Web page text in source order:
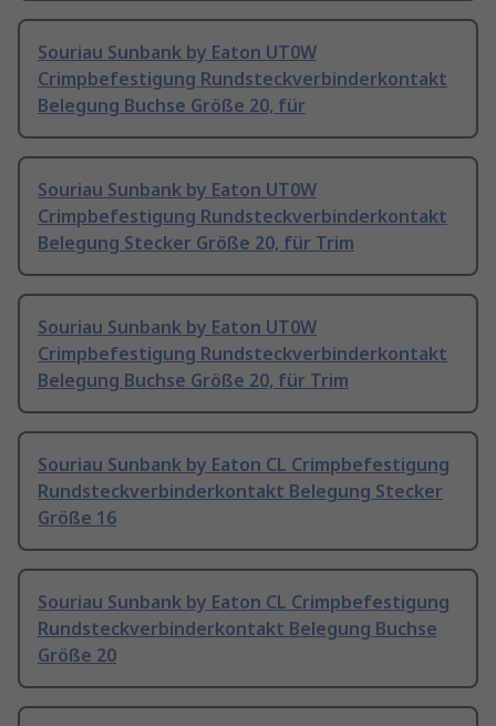
Souriau Sunbank by Eaton UT0W
Crimpbefestigung Rundsteckverbinderkontakt
Belegung Buchse Größe 20, für
Souriau Sunbank by Eaton UT0W
Crimpbefestigung Rundsteckverbinderkontakt
Belegung Stecker Größe 20, für Trim
Souriau Sunbank by Eaton UT0W
Crimpbefestigung Rundsteckverbinderkontakt
Belegung Buchse Größe 20, für Trim
Souriau Sunbank by Eaton CL Crimpbefestigung
Rundsteckverbinderkontakt Belegung Stecker
Größe 16
Souriau Sunbank by Eaton CL Crimpbefestigung
Rundsteckverbinderkontakt Belegung Buchse
Größe 20